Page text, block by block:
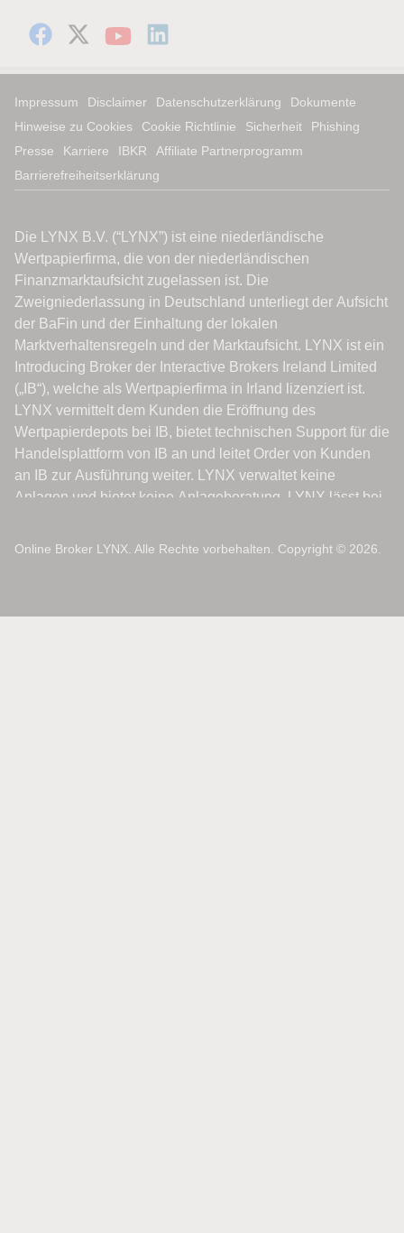
Impressum Disclaimer Datenschutzerklärung
Dokumente
Hinweise zu Cookies
Cookie Richtlinie Sicherheit
Phishing
Presse
Karriere IBKR
Affiliate Partnerprogramm
Barrierefreiheitserklärung
Online Broker LYNX. Alle Rechte vorbehalten. Copyright © 2026.